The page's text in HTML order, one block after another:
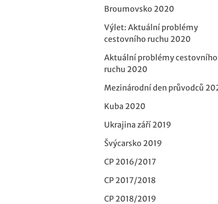
Broumovsko 2020
Výlet: Aktuální problémy
cestovního ruchu 2020
Aktuální problémy cestovního
ruchu 2020
Mezinárodní den průvodců
Kuba 2020
Ukrajina září 2019
Švýcarsko 2019
CP 2016/2017
CP 2017/2018
CP 2018/2019